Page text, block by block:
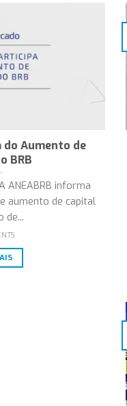
do Aumento de
BRB
ANEABRB informa
aumento de capital
de...